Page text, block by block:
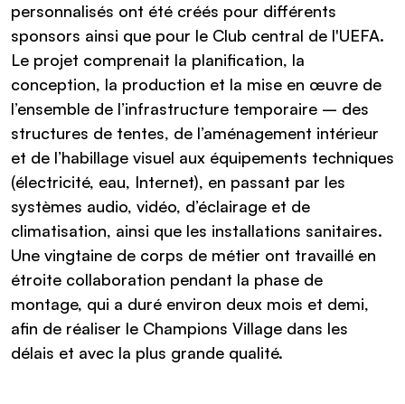
personnalisés ont été créés pour différents
sponsors ainsi que pour le Club central de l'UEFA.
Le projet comprenait la planification, la
conception, la production et la mise en œuvre de
l’ensemble de l’infrastructure temporaire – des
structures de tentes, de l’aménagement intérieur
et de l’habillage visuel aux équipements techniques
(électricité, eau, Internet), en passant par les
systèmes audio, vidéo, d’éclairage et de
climatisation, ainsi que les installations sanitaires.
Une vingtaine de corps de métier ont travaillé en
étroite collaboration pendant la phase de
montage, qui a duré environ deux mois et demi,
afin de réaliser le Champions Village dans les
délais et avec la plus grande qualité.